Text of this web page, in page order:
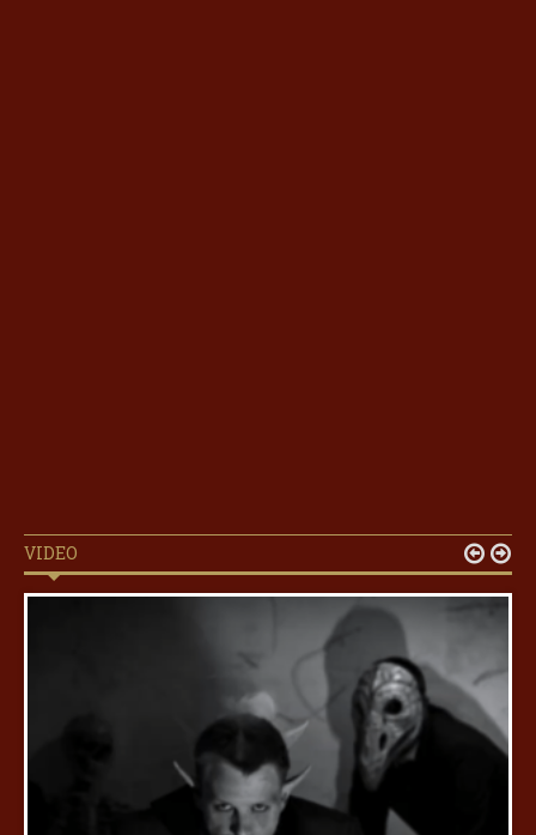
VIDEO  